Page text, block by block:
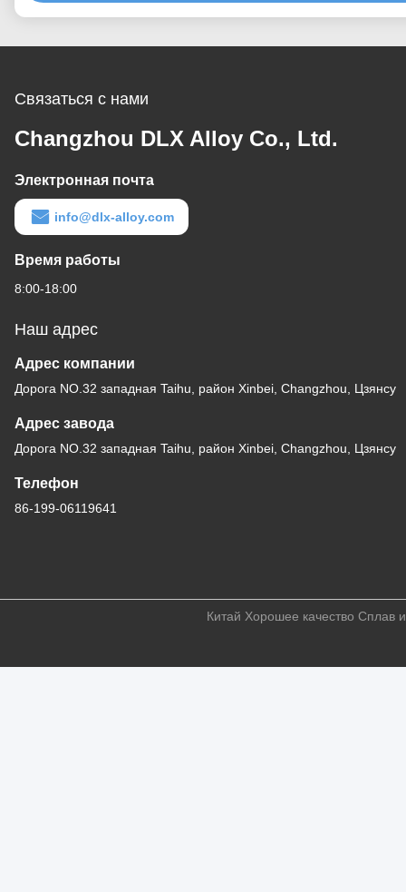
Связаться с нами
Changzhou DLX Alloy Co., Ltd.
Электронная почта
info@dlx-alloy.com
Время работы
8:00-18:00
Наш адрес
Адрес компании
Дорога NO.32 западная Taihu, район Xinbei, Changzhou, Цзянсу
Адрес завода
Дорога NO.32 западная Taihu, район Xinbei, Changzhou, Цзянсу
Телефон
86-199-06119641
Китай Хорошее качество Сплав